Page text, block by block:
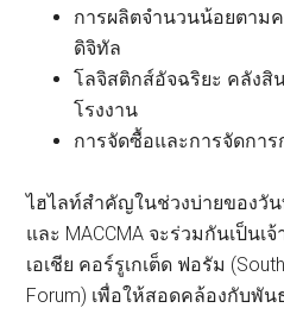
การผลิตจำนวนน้อยตาม
ดิจิทัล
โลจิสติกส์อัจฉริยะ คลัง
โรงงาน
การจัดซื้อและการจัดกา
ไฮไลท์สำคัญในช่วงบ่ายของวั
และ MACCMA จะร่วมกันเป็น
เอเชีย คอร์รูเกเต็ด ฟอรัม
Forum) เพื่อให้สอดคล้องกับพัน